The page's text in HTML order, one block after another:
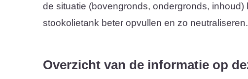
de situatie (bovengronds, ondergronds, inhoud)
stookolietank beter opvullen en zo neutraliseren.
Overzicht van de informatie op